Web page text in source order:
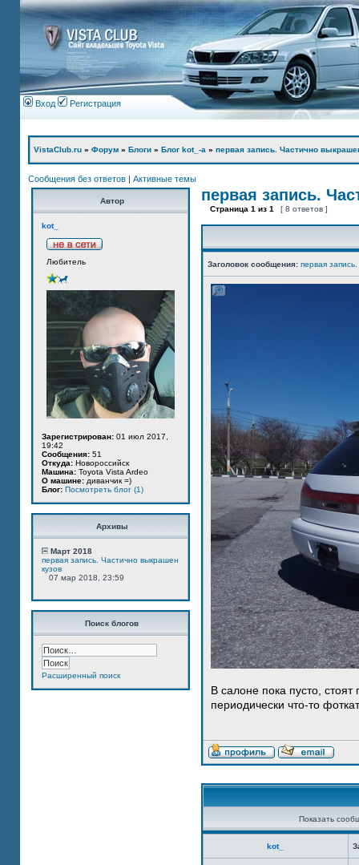
Вход Регистрация
VistaClub.ru » Форум » Блоги » Блог kot_-а » первая запись. Частично
Сообщения без ответов | Активные темы
Автор
kot_
Любитель
Зарегистрирован: 01 июл 2017,
19:42
Сообщения: 51
Откуда: Новороссийск
Машина: Toyota Vista Ardeo
О машине: диванчик =)
Блог: Посмотреть блог (1)
Архивы
Март 2018
первая запись. Частично выкрашен
кузов
07 мар 2018, 23:59
Поиск блогов
Расширенный поиск
первая запись.
Страница 1 из 1 [ 8 ответов ]
Заголовок сообщения: первая
В салоне пока пусто,
периодически что-то
Показать
kot_